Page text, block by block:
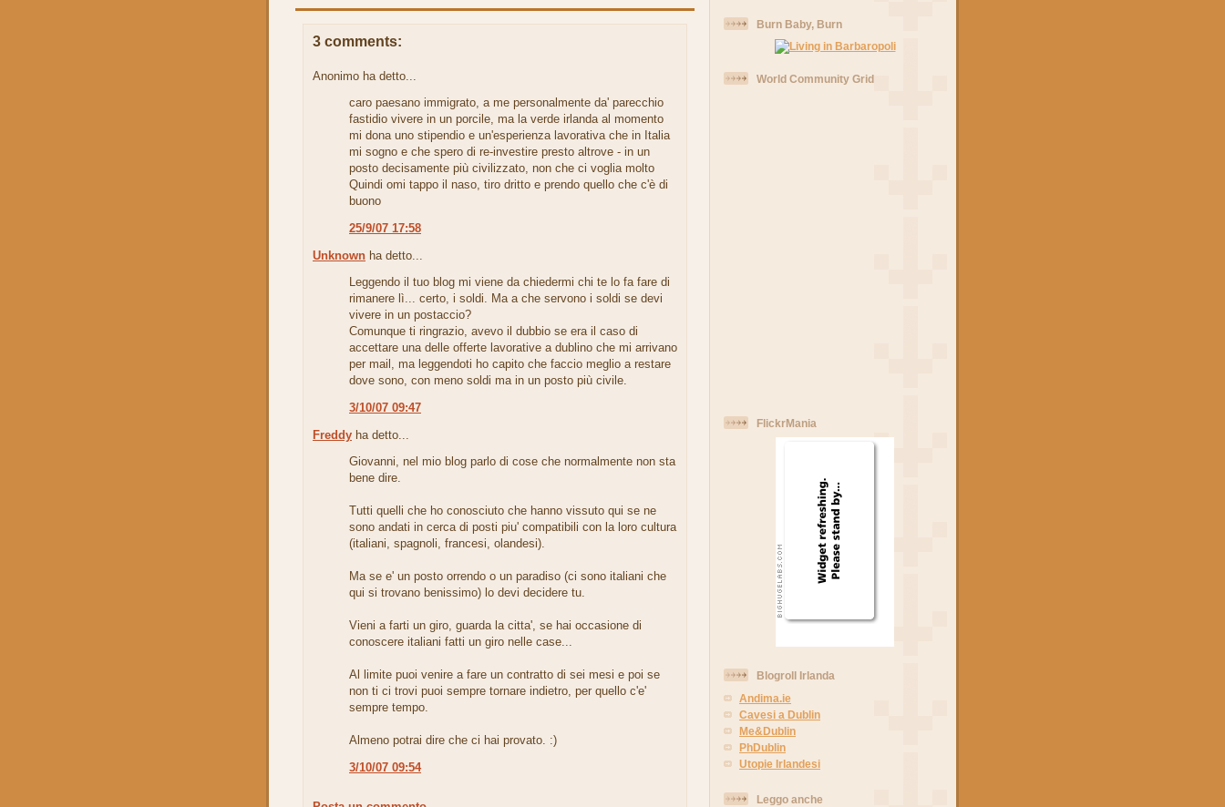
3 comments:
Anonimo ha detto...
caro paesano immigrato, a me personalmente da' parecchio
fastidio vivere in un porcile, ma la verde irlanda al momento
mi dona uno stipendio e un'esperienza lavorativa che in Italia
mi sogno e che spero di re-investire presto altrove - in un
posto decisamente più civilizzato, non che ci voglia molto
Quindi omi tappo il naso, tiro dritto e prendo quello che c'è di
buono
25/9/07 17:58
Unknown ha detto...
Leggendo il tuo blog mi viene da chiedermi chi te lo fa fare di
rimanere lì... certo, i soldi. Ma a che servono i soldi se devi
vivere in un postaccio?
Comunque ti ringrazio, avevo il dubbio se era il caso di
accettare una delle offerte lavorative a dublino che mi arrivano
per mail, ma leggendoti ho capito che faccio meglio a restare
dove sono, con meno soldi ma in un posto più civile.
3/10/07 09:47
Freddy ha detto...
Giovanni, nel mio blog parlo di cose che normalmente non sta
bene dire.
Tutti quelli che ho conosciuto che hanno vissuto qui se ne
sono andati in cerca di posti piu' compatibili con la loro cultura
(italiani, spagnoli, francesi, olandesi).
Ma se e' un posto orrendo o un paradiso (ci sono italiani che
qui si trovano benissimo) lo devi decidere tu.
Vieni a farti un giro, guarda la citta', se hai occasione di
conoscere italiani fatti un giro nelle case...
Al limite puoi venire a fare un contratto di sei mesi e poi se
non ti ci trovi puoi sempre tornare indietro, per quello c'e'
sempre tempo.
Almeno potrai dire che ci hai provato. :)
3/10/07 09:54
Burn Baby, Burn
World Community Grid
FlickrMania
Blogroll Irlanda
Andima.ie
Cavesi a Dublin
Me&Dublin
PhDublin
Utopie Irlandesi
Leggo anche